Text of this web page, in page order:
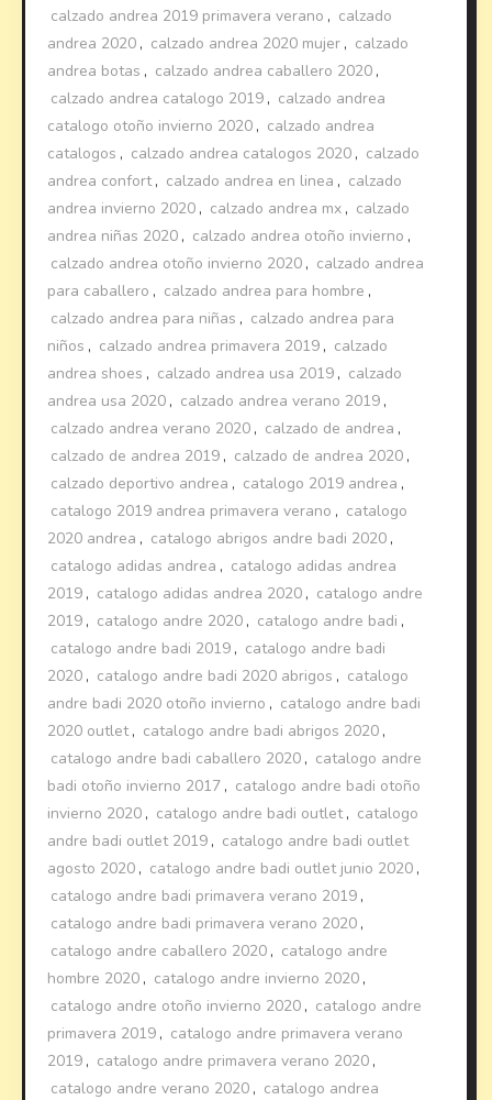
calzado andrea 2019 primavera verano , calzado
andrea 2020 , calzado andrea 2020 mujer , calzado
andrea botas , calzado andrea caballero 2020 ,
calzado andrea catalogo 2019 , calzado andrea
catalogo otoño invierno 2020 , calzado andrea
catalogos , calzado andrea catalogos 2020 , calzado
andrea confort, calzado andrea en linea , calzado
andrea invierno 2020 , calzado andrea mx , calzado
andrea niñas 2020 , calzado andrea otoño invierno ,
calzado andrea otoño invierno 2020 , calzado andrea
para caballero , calzado andrea para hombre ,
calzado andrea para niñas , calzado andrea para
niños , calzado andrea primavera 2019 , calzado
andrea shoes , calzado andrea usa 2019 , calzado
andrea usa 2020 , calzado andrea verano 2019 ,
calzado andrea verano 2020 , calzado de andrea ,
calzado de andrea 2019 , calzado de andrea 2020 ,
calzado deportivo andrea , catalogo 2019 andrea ,
catalogo 2019 andrea primavera verano , catalogo
2020 andrea , catalogo abrigos andre badi 2020 ,
catalogo adidas andrea , catalogo adidas andrea
2019 , catalogo adidas andrea 2020 , catalogo andre
2019 , catalogo andre 2020 , catalogo andre badi ,
catalogo andre badi 2019 , catalogo andre badi
2020 , catalogo andre badi 2020 abrigos , catalogo
andre badi 2020 otoño invierno , catalogo andre badi
2020 outlet, catalogo andre badi abrigos 2020 ,
catalogo andre badi caballero 2020 , catalogo andre
badi otoño invierno 2017 , catalogo andre badi otoño
invierno 2020 , catalogo andre badi outlet, catalogo
andre badi outlet 2019 , catalogo andre badi outlet
agosto 2020 , catalogo andre badi outlet junio 2020 ,
catalogo andre badi primavera verano 2019 ,
catalogo andre badi primavera verano 2020 ,
catalogo andre caballero 2020 , catalogo andre
hombre 2020 , catalogo andre invierno 2020 ,
catalogo andre otoño invierno 2020 , catalogo andre
primavera 2019 , catalogo andre primavera verano
2019 , catalogo andre primavera verano 2020 ,
catalogo andre verano 2020 , catalogo andrea